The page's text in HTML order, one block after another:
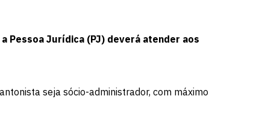
Pessoa Jurídica (PJ) deverá atender aos
seja sócio-administrador, com máximo